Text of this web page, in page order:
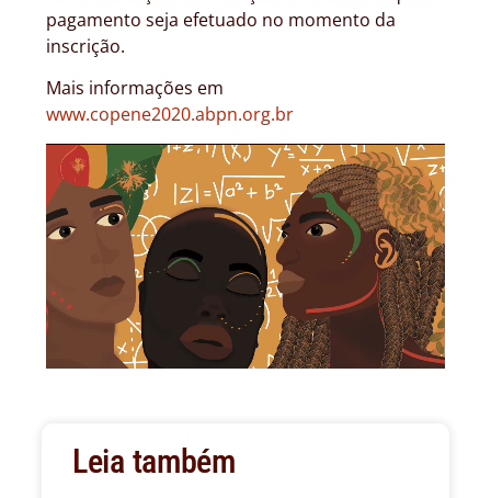
pagamento seja efetuado no momento da
inscrição.
Mais informações em
www.copene2020.abpn.org.br
Leia também